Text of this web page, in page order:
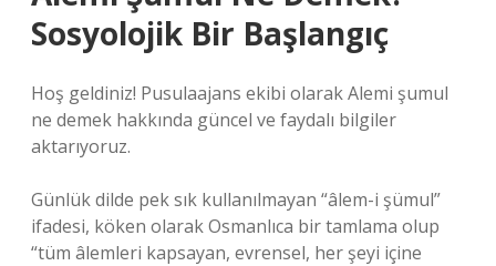
Sosyolojik Bir Başlangıç
Hoş geldiniz! Pusulaajans ekibi olarak Alemi şumul
ne demek hakkında güncel ve faydalı bilgiler
aktarıyoruz.
Günlük dilde pek sık kullanılmayan “âlem-i şümul”
ifadesi, köken olarak Osmanlıca bir tamlama olup
“tüm âlemleri kapsayan, evrensel, her şeyi içine